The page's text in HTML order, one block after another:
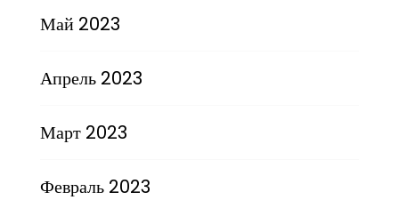
Май 2023
Апрель 2023
Март 2023
Февраль 2023